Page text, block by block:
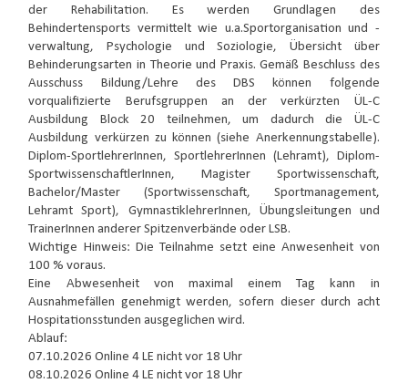
der Rehabilitation. Es werden Grundlagen des
Behindertensports vermittelt wie u.a.Sportorganisation und -
verwaltung, Psychologie und Soziologie, Übersicht über
Behinderungsarten in Theorie und Praxis. Gemäß Beschluss des
Ausschuss Bildung/Lehre des DBS können folgende
vorqualifizierte Berufsgruppen an der verkürzten ÜL-C
Ausbildung Block 20 teilnehmen, um dadurch die ÜL-C
Ausbildung verkürzen zu können (siehe Anerkennungstabelle).
Diplom-SportlehrerInnen, SportlehrerInnen (Lehramt), Diplom-
SportwissenschaftlerInnen, Magister Sportwissenschaft,
Bachelor/Master (Sportwissenschaft, Sportmanagement,
Lehramt Sport), GymnastiklehrerInnen, Übungsleitungen und
TrainerInnen anderer Spitzenverbände oder LSB.
Wichtige Hinweis: Die Teilnahme setzt eine Anwesenheit von
100 % voraus.
Eine Abwesenheit von maximal einem Tag kann in
Ausnahmefällen genehmigt werden, sofern dieser durch acht
Hospitationsstunden ausgeglichen wird.
Ablauf:
07.10.2026 Online 4 LE nicht vor 18 Uhr
08.10.2026 Online 4 LE nicht vor 18 Uhr